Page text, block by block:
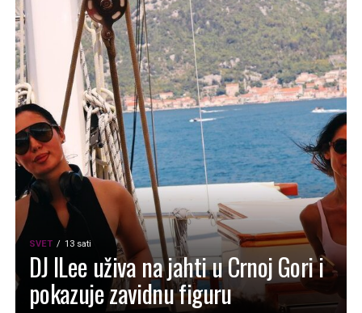
SVET 13 sati
DJ ILee uživa na jahti u Crnoj Gori i
pokazuje zavidnu figuru